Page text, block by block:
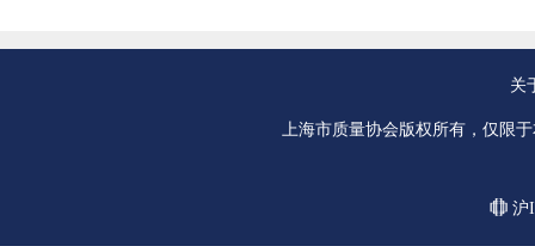
关
上海市质量协会版权所有，仅限
沪